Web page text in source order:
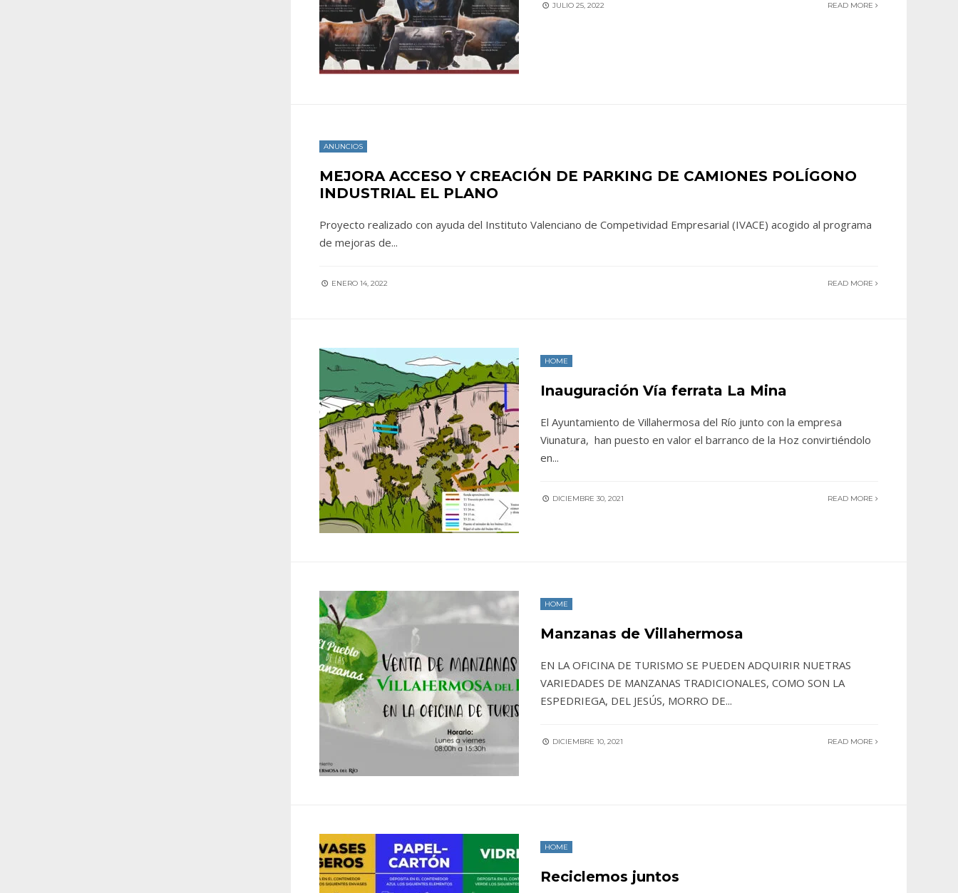
JULIO 25, 2022 READ MORE
ANUNCIOS
MEJORA ACCESO Y CREACIÓN DE PARKING DE CAMIONES POLÍGONO
INDUSTRIAL EL PLANO
Proyecto realizado con ayuda del Instituto Valenciano de Competividad Empresarial (IVACE) acogido al programa
de mejoras de...
ENERO 14, 2022 READ MORE
HOME
Inauguración Vía ferrata La Mina
El Ayuntamiento de Villahermosa del Río junto con la empresa
Viunatura, han puesto en valor el barranco de la Hoz convirtiéndolo
en...
DICIEMBRE 30, 2021 READ MORE
HOME
Manzanas de Villahermosa
EN LA OFICINA DE TURISMO SE PUEDEN ADQUIRIR NUETRAS
VARIEDADES DE MANZANAS TRADICIONALES, COMO SON LA
ESPEDRIEGA, DEL JESÚS, MORRO DE...
DICIEMBRE 10, 2021 READ MORE
HOME
Reciclemos juntos